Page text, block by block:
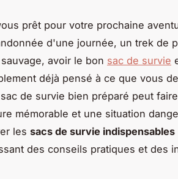
prêt pour votre prochaine
d'une journée, un trek de
avoir le bon sac de survie
déjà pensé à ce que vous
de survie bien préparé peut
mémorable et une situation
les sacs de survie indispensables
des conseils pratiques et des